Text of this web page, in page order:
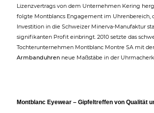
Lizenzvertrags von dem Unternehmen Kering
folgte Montblancs Engagement im Uhrenbereich,
Investition in die Schweizer Minerva-Manufaktur
signifikanten Profit einbringt. 2010 setzte das
Tochterunternehmen Montblanc Montre SA mit
Armbanduhren neue Maßstäbe in der
Montblanc Eyewear – Gipfeltreffen von Qualität